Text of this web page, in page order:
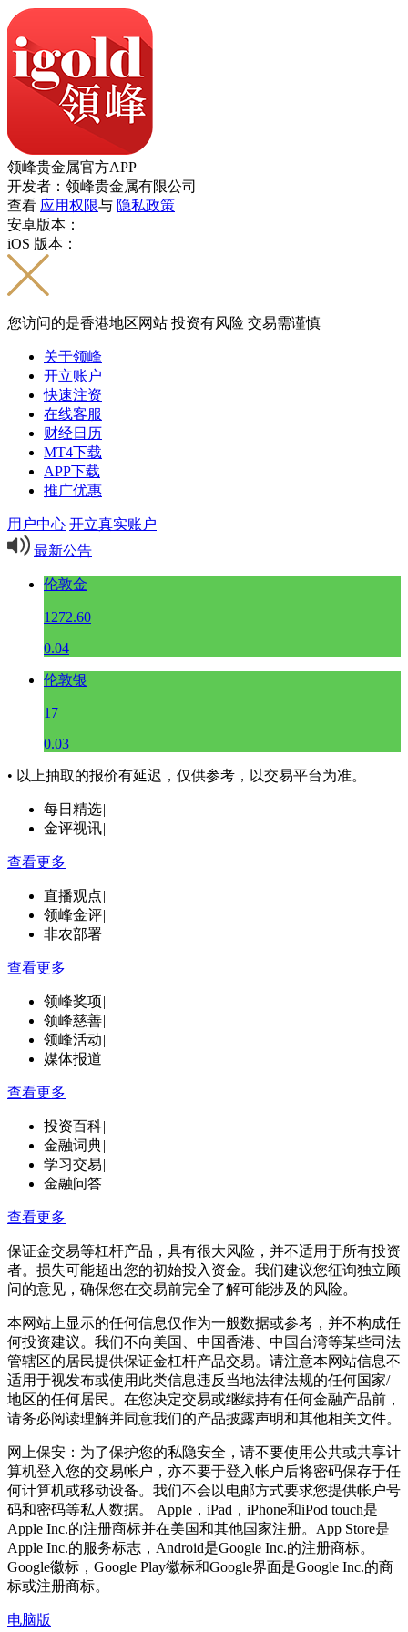
领峰贵金属官方APP
开发者：领峰贵金属有限公司
查看 应用权限与 隐私政策
安卓版本：
iOS 版本：
您访问的是香港地区网站 投资有风险 交易需谨慎
关于领峰
开立账户
快速注资
在线客服
财经日历
MT4下载
APP下载
推广优惠
用户中心 开立真实账户
最新公告
伦敦金
1272.60
0.04
伦敦银
17
0.03
• 以上抽取的报价有延迟，仅供参考，以交易平台为准。
每日精选|
金评视讯|
查看更多
直播观点|
领峰金评|
非农部署
查看更多
领峰奖项|
领峰慈善|
领峰活动|
媒体报道
查看更多
投资百科|
金融词典|
学习交易|
金融问答
查看更多
保证金交易等杠杆产品，具有很大风险，并不适用于所有投资
者。损失可能超出您的初始投入资金。我们建议您征询独立顾
问的意见，确保您在交易前完全了解可能涉及的风险。
本网站上显示的任何信息仅作为一般数据或参考，并不构成任
何投资建议。我们不向美国、中国香港、中国台湾等某些司法
管辖区的居民提供保证金杠杆产品交易。请注意本网站信息不
适用于视发布或使用此类信息违反当地法律法规的任何国家/
地区的任何居民。在您决定交易或继续持有任何金融产品前，
请务必阅读理解并同意我们的产品披露声明和其他相关文件。
网上保安：为了保护您的私隐安全，请不要使用公共或共享计
算机登入您的交易帐户，亦不要于登入帐户后将密码保存于任
何计算机或移动设备。我们不会以电邮方式要求您提供帐户号
码和密码等私人数据。 Apple，iPad，iPhone和iPod touch是
Apple Inc.的注册商标并在美国和其他国家注册。App Store是
Apple Inc.的服务标志，Android是Google Inc.的注册商标。
Google徽标，Google Play徽标和Google界面是Google Inc.的商
标或注册商标。
电脑版